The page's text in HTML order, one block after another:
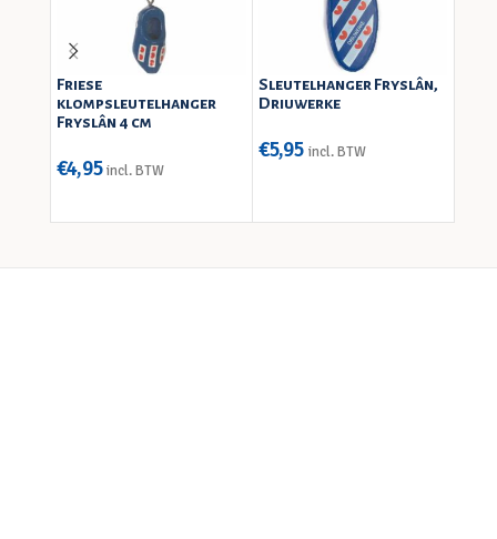
Friese
klompsleutelhanger
Fryslân 4 cm
€4,95 incl. BTW
Sleutelhanger Fryslân,
Driuwerke
€5,95 incl. BTW